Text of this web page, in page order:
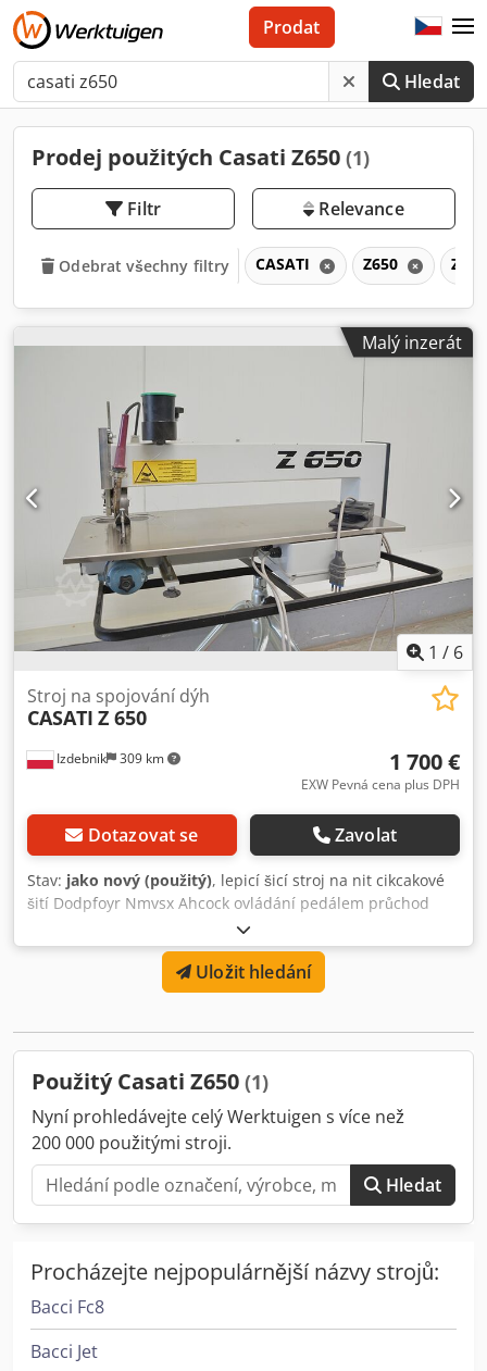
Hledat
Prodat
Prodej použitých Casati Z650 (1)
Filtr Relevance
Odebrat všechny filtry CASATI Z650 Z
Malý inzerát
1 / 6
Izdebnik 309 km
Stroj na spojování dýh
CASATI Z 650
1 700 €
EXW Pevná cena plus DPH
Dotazovat se Zavolat
Stav: jako nový (použitý), lepicí šicí stroj na nit cikcakové
šití Dodpfoyr Nmvsx Ahcock ovládání pedálem průchod
ramene 650 mm napájení 230V
Uložit hledání
Použitý Casati Z650 (1)
Nyní prohledávejte celý Werktuigen s více než
200 000 použitými stroji.
Hledat
Procházejte nejpopulárnější názvy strojů:
Bacci Fc8
Bacci Jet